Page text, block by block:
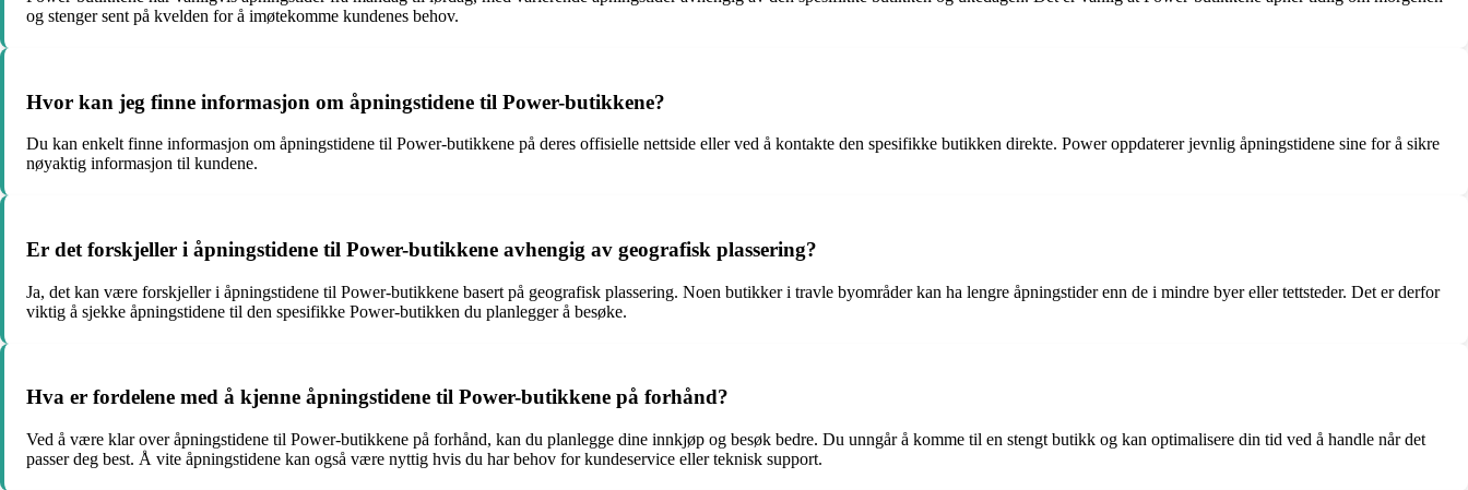
og stenger sent på kvelden for å imøtekomme kundenes behov.
Hvor kan jeg finne informasjon om åpningstidene til Power-butikkene?
Du kan enkelt finne informasjon om åpningstidene til Power-butikkene på deres offisielle nettside eller ved å kontakte den spesifikke butikken direkte. Power oppdaterer jevnlig åpningstidene sine for å sikre
nøyaktig informasjon til kundene.
Er det forskjeller i åpningstidene til Power-butikkene avhengig av geografisk plassering?
Ja, det kan være forskjeller i åpningstidene til Power-butikkene basert på geografisk plassering. Noen butikker i travle byområder kan ha lengre åpningstider enn de i mindre byer eller tettsteder. Det er derfor
viktig å sjekke åpningstidene til den spesifikke Power-butikken du planlegger å besøke.
Hva er fordelene med å kjenne åpningstidene til Power-butikkene på forhånd?
Ved å være klar over åpningstidene til Power-butikkene på forhånd, kan du planlegge dine innkjøp og besøk bedre. Du unngår å komme til en stengt butikk og kan optimalisere din tid ved å handle når det
passer deg best. Å vite åpningstidene kan også være nyttig hvis du har behov for kundeservice eller teknisk support.